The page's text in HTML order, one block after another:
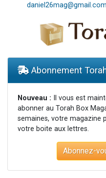
daniel26mag@gmail.com
Abonnement
Nouveau : Il vous est
abonner au Torah Box
semaines, votre magazine
votre boite aux lettres.
Abonnez-